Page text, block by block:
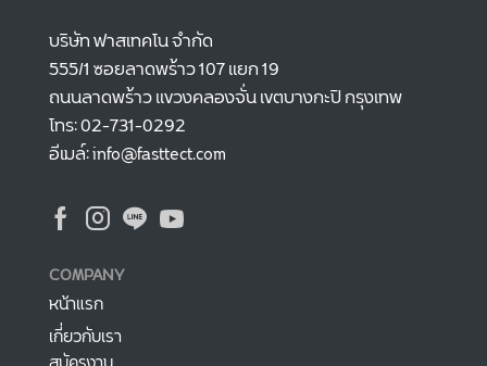
บริษัท ฟาสเทคโน จำกัด
555/1 ซอยลาดพร้าว 107 แยก 19
ถนนลาดพร้าว แขวงคลองจั่น เขตบางกะปิ กรุงเทพ
โทร: 02-731-0292
อีเมล์: info@fasttect.com
COMPANY
หน้าแรก
เกี่ยวกับเรา